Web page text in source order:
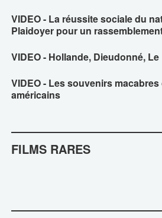
VIDEO - La réussite sociale du
Plaidoyer pour un
VIDEO - Hollande, Dieudonné,
VIDEO - Les souvenirs
américains
FILMS RARES